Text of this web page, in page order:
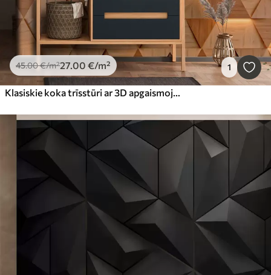
45.00€/m²27.00 €/m² 1
Klasiskie koka trīsstūri ar 3D apgaismojumu